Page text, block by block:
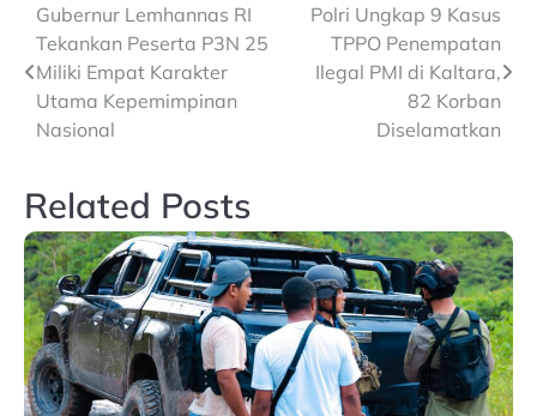
Post
navigation
Gubernur Lemhannas RI
Tekankan Peserta P3N 25
Miliki Empat Karakter
Utama Kepemimpinan
Nasional
Polri Ungkap 9 Kasus
TPPO Penempatan
Ilegal PMI di Kaltara,
82 Korban
Diselamatkan
Related Posts